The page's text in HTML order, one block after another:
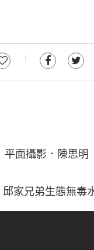
面攝影．陳思明
邱家兄弟生態無毒